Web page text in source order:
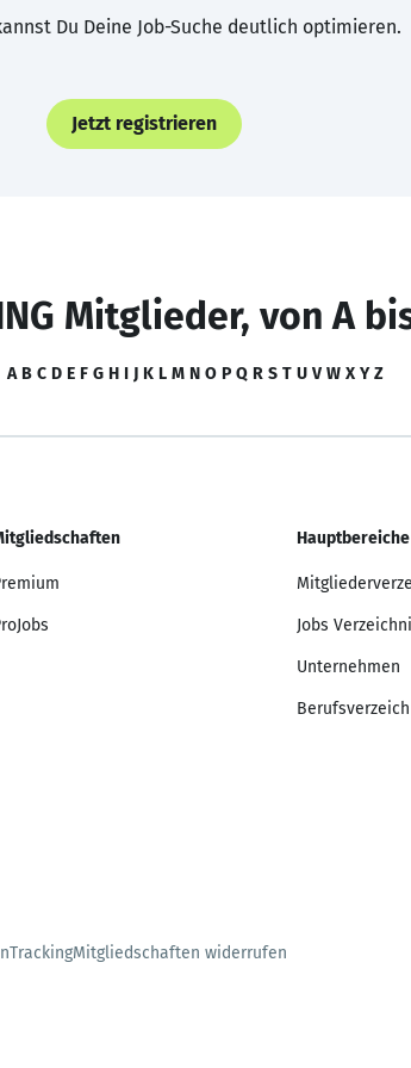
Du Deine Job-Suche deutlich optimieren.
Jetzt registrieren
Mitglieder, von A
A B C D E F G H I J K L M N O P Q R S T U V W X Y Z
Hauptbereiche
Jobs
Unternehmen
TrackingMitgliedschaften widerrufen